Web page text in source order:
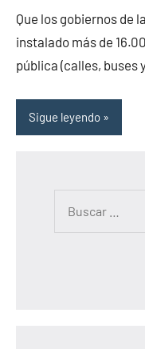
Que los gobiernos de
instalado más de
pública (calles, buses
Sigue leyendo